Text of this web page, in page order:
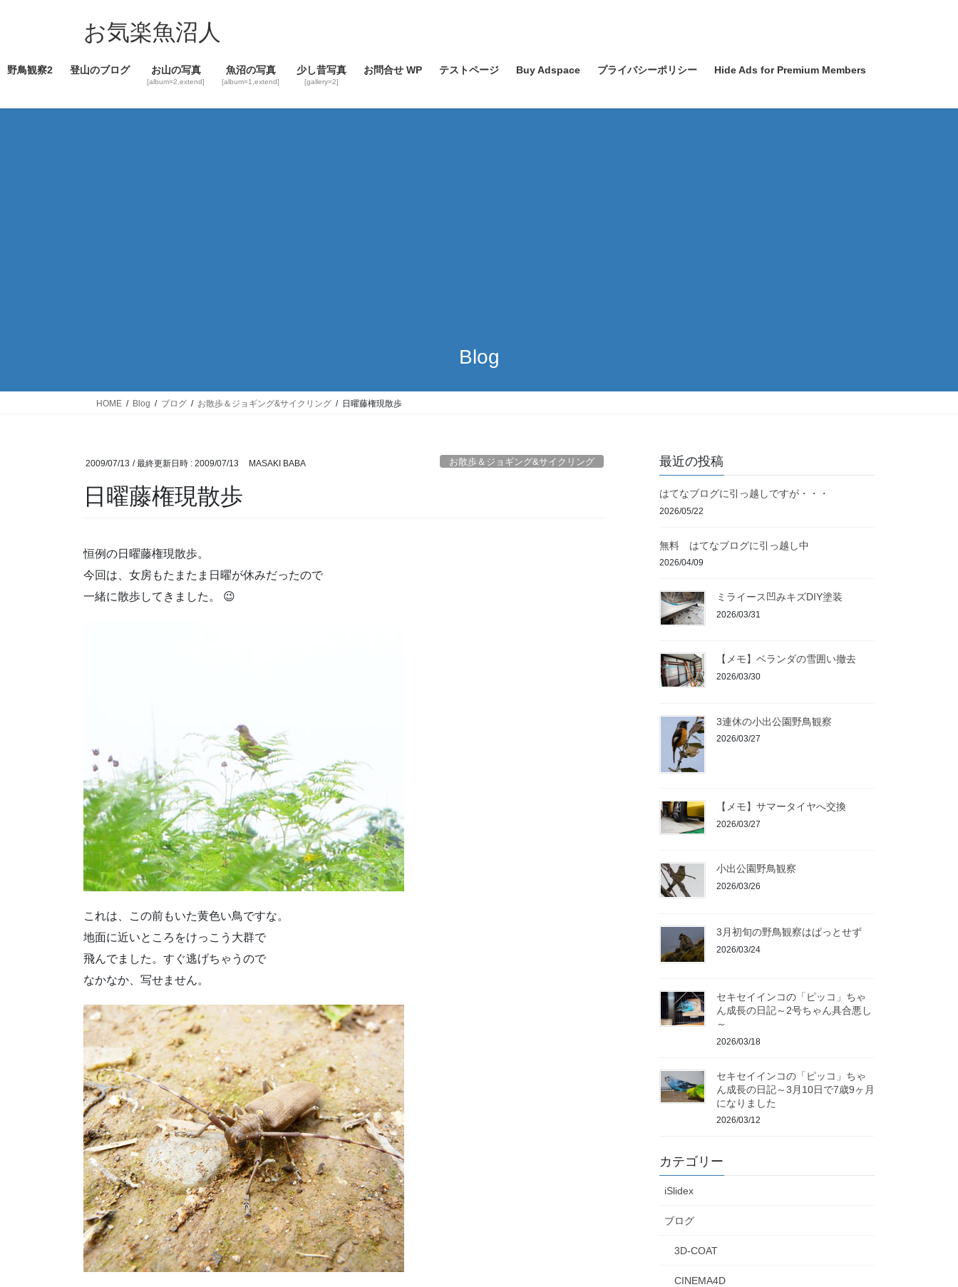
ツ
ス
シ
ン
お気楽魚沼人
野鳥観察2 登山のブログ お山の写真
[album=2,extend]
魚沼の写真
[album=1,extend]
少し昔写真
[gallery=2]
お問合せ WP テストページ Buy Adspace プライバシーポリシー Hide Ads for Premium Members
Blog
HOME Blog ブログ お散歩＆ジョギング&サイクリング 日曜藤権現散歩
2009/07/13 / 最終更新日時 : 2009/07/13 MASAKI BABA お散歩＆ジョギング&サイクリング
日曜藤権現散歩
恒例の日曜藤権現散歩。
今回は、女房もたまたま日曜が休みだったので
一緒に散歩してきました。 😉
これは、この前もいた黄色い鳥ですな。
地面に近いところをけっこう大群で
飛んでました。すぐ逃げちゃうので
なかなか、写せません。
最近の投稿
はてなブログに引っ越しですが・・・
2026/05/22
無料 はてなブログに引っ越し中
2026/04/09
ミライース凹みキズDIY塗装
2026/03/31
【メモ】ベランダの雪囲い撤去
2026/03/30
3連休の小出公園野鳥観察
2026/03/27
【メモ】サマータイヤへ交換
2026/03/27
小出公園野鳥観察
2026/03/26
3月初旬の野鳥観察はぱっとせず
2026/03/24
セキセイインコの「ピッコ」ちゃ
ん成長の日記～2号ちゃん具合悪し
～
2026/03/18
セキセイインコの「ピッコ」ちゃ
ん成長の日記～3月10日で7歳9ヶ月
になりました
2026/03/12
カテゴリー
iSlidex
ブログ
3D-COAT
CINEMA4D